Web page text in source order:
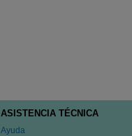
ASISTENCIA TÉCNICA
Ayuda